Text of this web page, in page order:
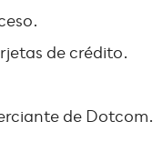
de crédito.
de Dotcom.